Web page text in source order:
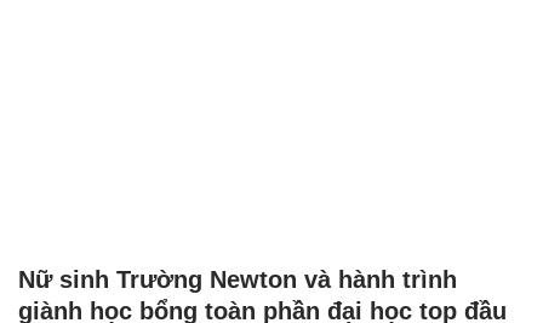
Nữ sinh Trường Newton và hành trình
giành học bổng toàn phần đại học top đầu